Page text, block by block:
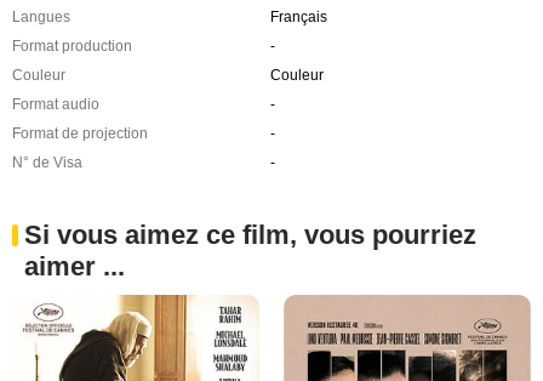
Langues
Français
Format production
-
Couleur
Couleur
Format audio
-
Format de projection
-
N° de Visa
-
Si vous aimez ce film, vous pourriez
aimer ...